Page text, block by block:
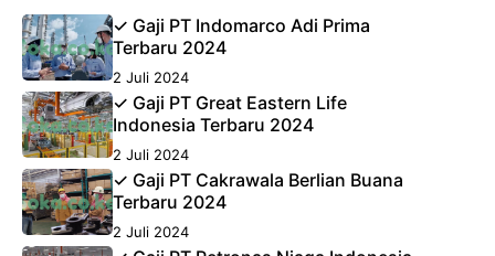
✓ Gaji PT Indomarco Adi Prima
Terbaru 2024
2 Juli 2024
✓ Gaji PT Great Eastern Life
Indonesia Terbaru 2024
2 Juli 2024
✓ Gaji PT Cakrawala Berlian Buana
Terbaru 2024
2 Juli 2024